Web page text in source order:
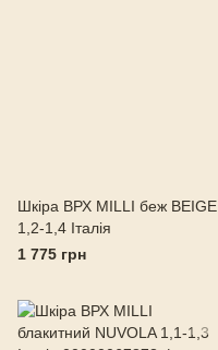
Шкіра ВРХ MILLI беж BEIGE
1,2-1,4 Італія
1 775 грн